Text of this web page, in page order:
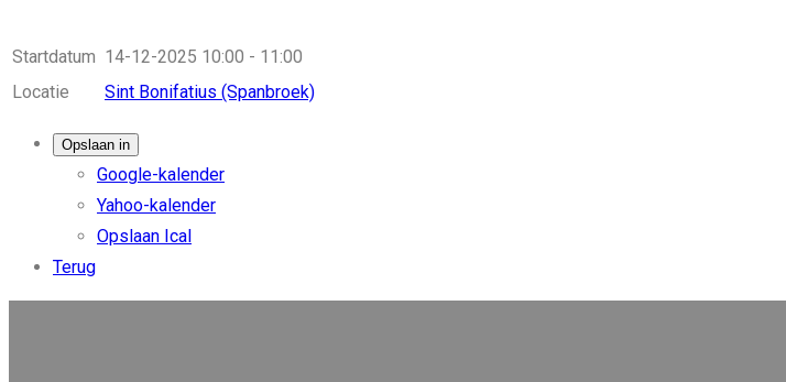
Startdatum 14-12-2025 10:00 - 11:00
Locatie
Sint Bonifatius (Spanbroek)
Opslaan in
Google-kalender
Yahoo-kalender
Opslaan Ical
Terug